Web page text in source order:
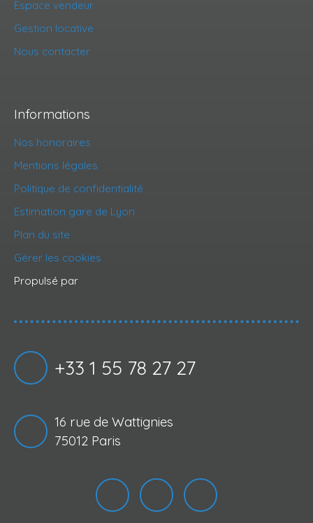
Espace vendeur
Gestion locative
Nous contacter
Informations
Nos honoraires
Mentions légales
Politique de confidentialité
Estimation gare de Lyon
Plan du site
Gérer les cookies
Propulsé par
+33 1 55 78 27 27
16 rue de Wattignies
75012 Paris